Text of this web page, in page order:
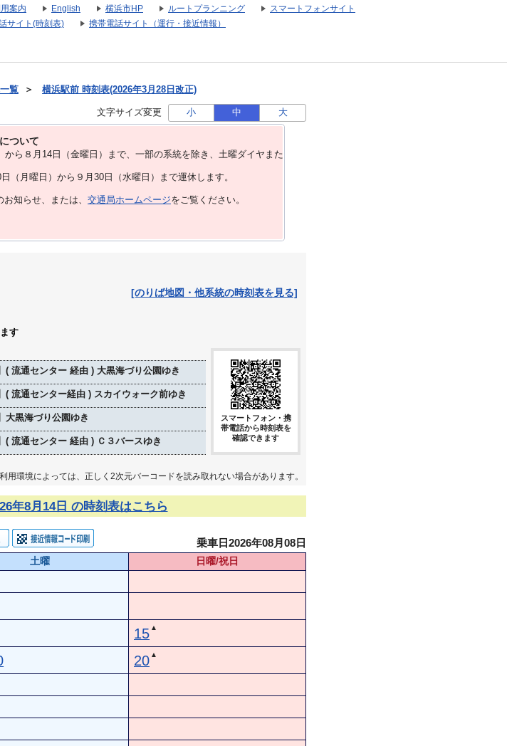
案内 English 横浜市HP ルートプランニング
スマートフォンサイト
サイト(時刻表) 携帯電話サイト（運行・接近情報）
覧 ＞ 横浜駅前 時刻表(2026年3月28日改正)
文字サイズ変更 小 中 大
ついて
ら８⽉14⽇（金曜日）まで、⼀部の系統を除き、⼟曜ダイヤまた
月曜日）から９月30日（水曜日）まで運休します。
知らせ、または、 交通局ホームページをご覧ください。
[のりば地図・他系統の時刻表を見る]
す
( 流通センター 経由 ) 大黒海づり公園ゆき
( 流通センター経由 ) スカイウォーク前ゆき
大黒海づり公園ゆき
( 流通センター 経由 ) Ｃ３バースゆき
スマートフォン・携
帯電話から時刻表を
確認できます
用環境によっては、正しく2次元バーコードを読み取れない場合があります。
年8月14日 の時刻表はこちら
乗車日2026年08月08日
土曜
日曜/祝日
15 ▲
20 ▲